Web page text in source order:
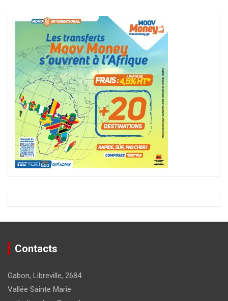
Contacts
Gabon, Libreville, 2684
Vallée Sainte Marie